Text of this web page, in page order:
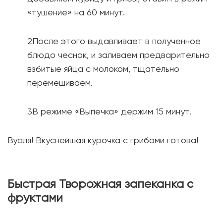
«тушение» на 60 минут.
После этого выдавливает в полученное
блюдо чеснок, и заливаем предварительно
взбитые яйца с молоком, тщательно
перемешиваем.
В режиме «Выпечка» держим 15 минут.
Вуаля! Вкуснейшая курочка с грибами готова!
Быстрая Творожная запеканка с
фруктами